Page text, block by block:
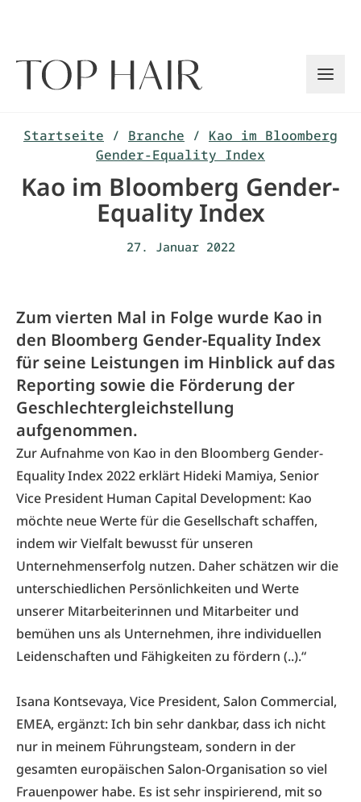
Startseite / Branche / Kao im Bloomberg
Gender-Equality Index
Kao im Bloomberg Gender-
Equality Index
27. Januar 2022
Zum vierten Mal in Folge wurde Kao in
den Bloomberg Gender-Equality Index
für seine Leistungen im Hinblick auf das
Reporting sowie die Förderung der
Geschlechtergleichstellung
aufgenommen.
Zur Aufnahme von Kao in den Bloomberg Gender-
Equality Index 2022 erklärt Hideki Mamiya, Senior
Vice President Human Capital Development: Kao
möchte neue Werte für die Gesellschaft schaffen,
indem wir Vielfalt bewusst für unseren
Unternehmenserfolg nutzen. Daher schätzen wir die
unterschiedlichen Persönlichkeiten und Werte
unserer Mitarbeiterinnen und Mitarbeiter und
bemühen uns als Unternehmen, ihre individuellen
Leidenschaften und Fähigkeiten zu fördern (..).“
Isana Kontsevaya, Vice President, Salon Commercial,
EMEA, ergänzt: Ich bin sehr dankbar, dass ich nicht
nur in meinem Führungsteam, sondern in der
gesamten europäischen Salon-Organisation so viel
Frauenpower habe. Es ist sehr inspirierend, mit so